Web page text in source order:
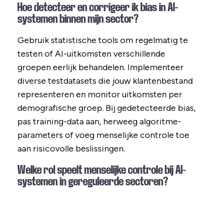
Hoe detecteer en corrigeer ik bias in AI-
systemen binnen mijn sector?
Gebruik statistische tools om regelmatig te
testen of AI-uitkomsten verschillende
groepen eerlijk behandelen. Implementeer
diverse testdatasets die jouw klantenbestand
representeren en monitor uitkomsten per
demografische groep. Bij gedetecteerde bias,
pas training-data aan, herweeg algoritme-
parameters of voeg menselijke controle toe
aan risicovolle beslissingen.
Welke rol speelt menselijke controle bij AI-
systemen in gereguleerde sectoren?